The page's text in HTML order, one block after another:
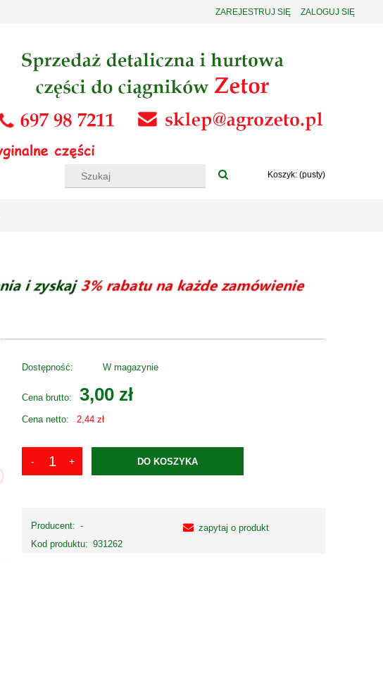
ZAREJESTRUJ SIĘ ZALOGUJ SIĘ
Koszyk: (pusty)
Dostępność: W magazynie
Cena brutto: 3,00 zł
Cena netto: 2,44 zł
DO KOSZYKA
Producent: -
Kod produktu: 931262
zapytaj o produkt